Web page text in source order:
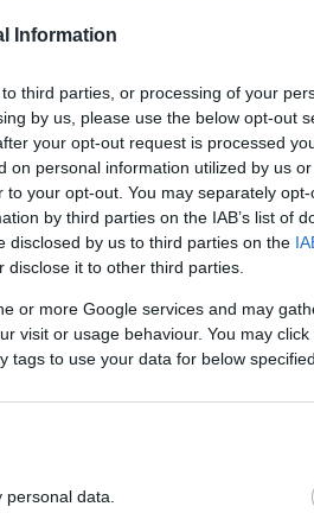
Information
third parties, or processing of your
by us, please use the below opt-out
your opt-out request is processed
on personal information utilized by us
your opt-out. You may separately
by third parties on the IAB’s list of
disclosed by us to third parties on the
disclose it to other third parties.
or more Google services and may
visit or usage behaviour. You may
tags to use your data for below
personal data.
ügynök helyett
mégis megkockáztatom,
a legfontosabb
Szolgálatok Történeti
hatalom kapcsolatát
ékllambiztonság
Jó